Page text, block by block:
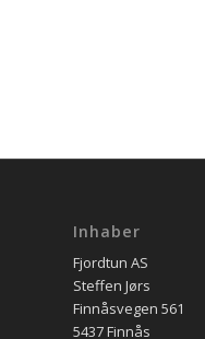
Inhaber
Fjordtun AS
Steffen Jørs
Finnåsvegen 561
5437 Finnås